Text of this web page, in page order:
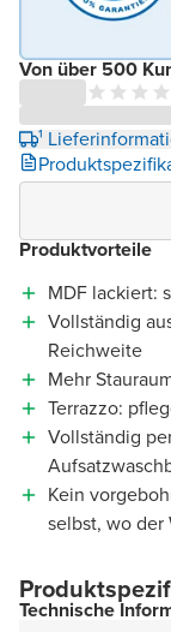
Von über 500
¹
Produktvorteile
MDF lackiert:
Vollständig
Reichweite
Mehr
Terrazzo:
Vollständig
Kein
selbst, wo der
Technische